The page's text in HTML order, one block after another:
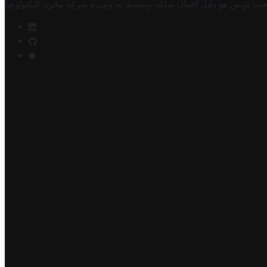
تونس هو دليل أعمال تملكه وتحتفظ به وتديره شركة مخزن التكنولوجيا